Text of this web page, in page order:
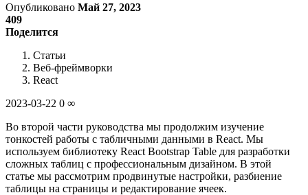
Опубликовано Май 27, 2023
409
Поделится
Статьи
Веб-фреймворки
React
2023-03-22 0 ∞
Во второй части руководства мы продолжим изучение
тонкостей работы с табличными данными в React. Мы
используем библиотеку React Bootstrap Table для разработки
сложных таблиц с профессиональным дизайном. В этой
статье мы рассмотрим продвинутые настройки, разбиение
таблицы на страницы и редактирование ячеек.